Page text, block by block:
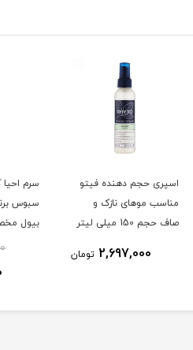
اسپری حجم دهنده فیتو
مناسب موهای نازک و
صاف حجم 150 میلی لیتر
2,697,000 تومان
سرم
سبوس
بیول
رنگ